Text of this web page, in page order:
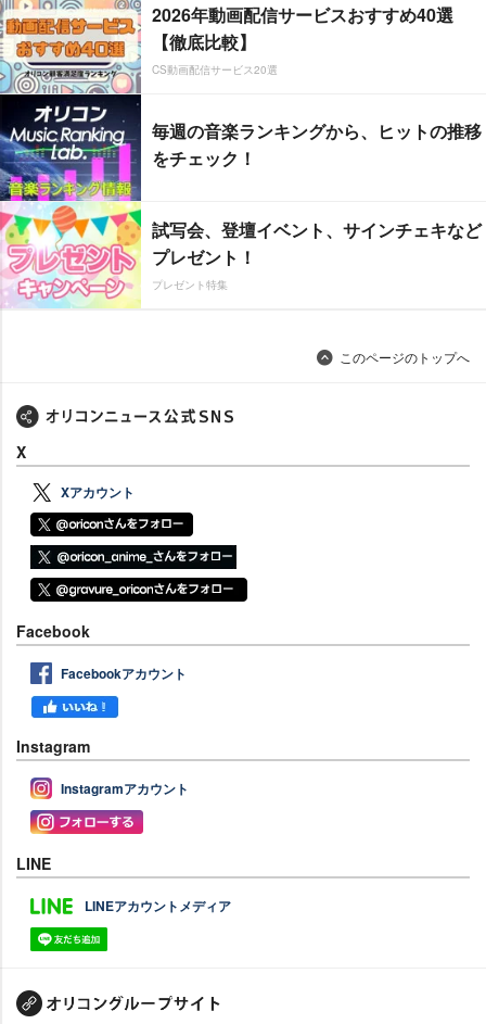
2026年動画配信サービスおすすめ40選
【徹底比較】
CS動画配信サービス20選
毎週の音楽ランキングから、ヒットの推移
をチェック！
試写会、登壇イベント、サインチェキなど
プレゼント！
プレゼント特集
このページのトップへ
X
Xアカウント
Facebook
Facebookアカウント
Instagram
Instagramアカウント
LINE
LINEアカウントメディア